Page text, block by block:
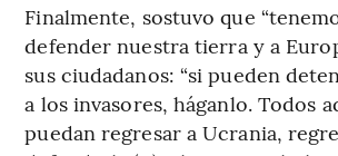
Finalmente, sostuvo que
defender nuestra tierra y a
sus ciudadanos: “si pueden
a los invasores, háganlo. Todos
puedan regresar a Ucrania,